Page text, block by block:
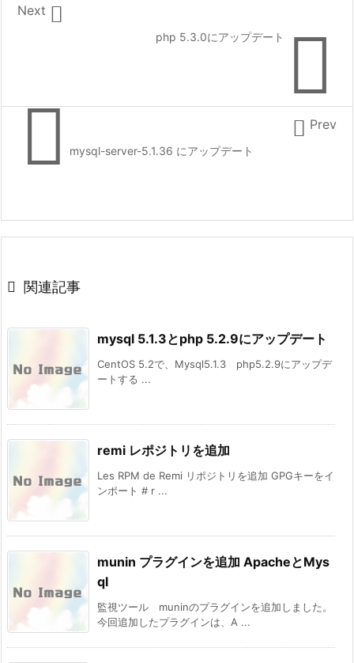

php 5.3.0にアップデート

Next
 mysql-server-5.1.36 にアップデート
 Prev
 関連記事
mysql 5.1.3とphp 5.2.9にアップデート
CentOS 5.2で、Mysql5.1.3 php5.2.9にアップデ
ートする ...
remi レポジトリを追加
Les RPM de Remi リポジトリを追加 GPGキーをイ
ンポート # r ...
munin プラグインを追加 ApacheとMys
ql
監視ツール muninのプラグインを追加しました。
今回追加したプラグインは、A ...